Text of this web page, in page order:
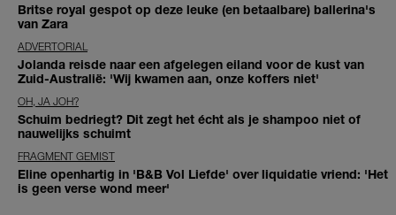
Britse royal gespot op deze leuke (en betaalbare) ballerina's
van Zara
ADVERTORIAL
Jolanda reisde naar een afgelegen eiland voor de kust van
Zuid-Australië: 'Wij kwamen aan, onze koffers niet'
OH, JA JOH?
Schuim bedriegt? Dit zegt het écht als je shampoo niet of
nauwelijks schuimt
FRAGMENT GEMIST
Eline openhartig in 'B&B Vol Liefde' over liquidatie vriend: 'Het
is geen verse wond meer'